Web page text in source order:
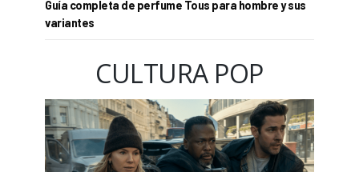
Guía completa de perfume Tous para hombre y sus
variantes
CULTURA POP